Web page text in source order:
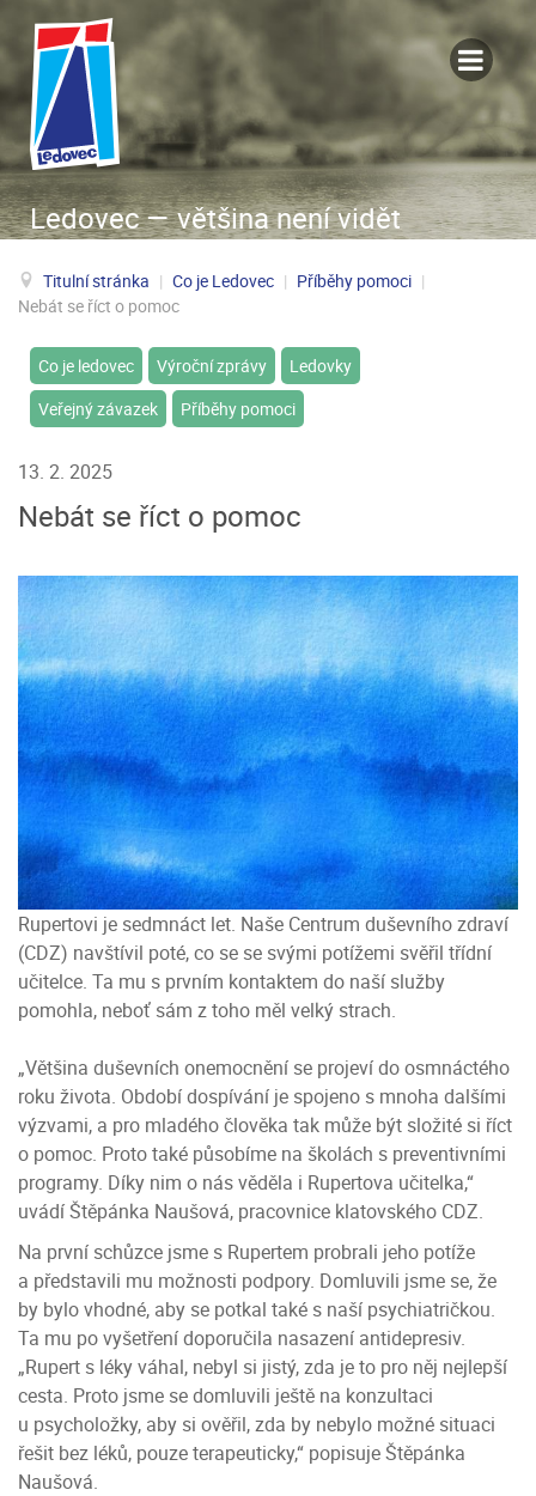
Ledovec — většina není vidět
Titulní stránka | Co je Ledovec | Příběhy pomoci |
Nebát se říct o pomoc
Co je ledovec Výroční zprávy
Ledovky
Veřejný závazek
Příběhy pomoci
13. 2. 2025
Nebát se říct o pomoc
Rupertovi je sedmnáct let. Naše Centrum duševního zdraví
(CDZ) navštívil poté, co se se svými potížemi svěřil třídní
učitelce. Ta mu s prvním kontaktem do naší služby
pomohla, neboť sám z toho měl velký strach.
„Většina duševních onemocnění se projeví do osmnáctého
roku života. Období dospívání je spojeno s mnoha dalšími
výzvami, a pro mladého člověka tak může být složité si říct
o pomoc. Proto také působíme na školách s preventivními
programy. Díky nim o nás věděla i Rupertova učitelka,“
uvádí Štěpánka Naušová, pracovnice klatovského CDZ.
Na první schůzce jsme s Rupertem probrali jeho potíže
a představili mu možnosti podpory. Domluvili jsme se, že
by bylo vhodné, aby se potkal také s naší psychiatričkou.
Ta mu po vyšetření doporučila nasazení antidepresiv.
„Rupert s léky váhal, nebyl si jistý, zda je to pro něj nejlepší
cesta. Proto jsme se domluvili ještě na konzultaci
u psycholožky, aby si ověřil, zda by nebylo možné situaci
řešit bez léků, pouze terapeuticky,“ popisuje Štěpánka
Naušová.